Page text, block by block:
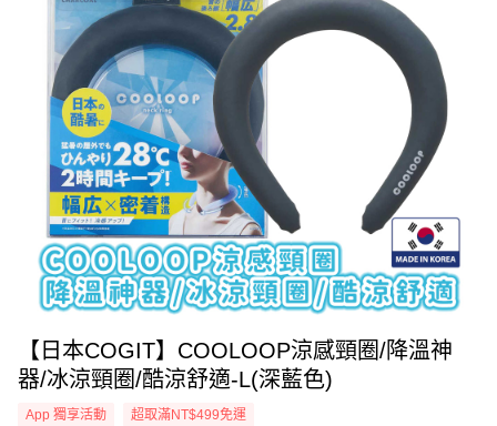
【日本COGIT】COOLOOP涼感頸圈/降溫神
器/冰涼頸圈/酷涼舒適-L(深藍色)
App 獨享活動 超取滿NT$499免運